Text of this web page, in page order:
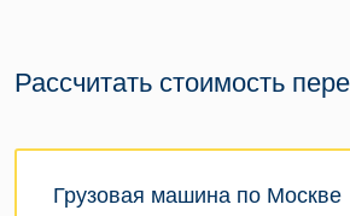
Рассчитать стоимость
Грузовая машина по Москве